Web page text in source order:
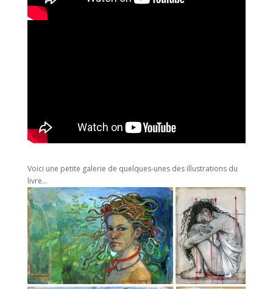
Voici une petite galerie de quelques-unes des illustrations du
livre…